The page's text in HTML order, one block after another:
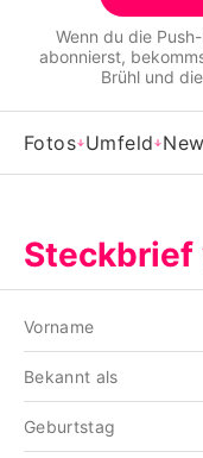
Wenn du die
abonnierst,
Brühl und
Fotos Umfeld
Steckbrief
Vorname
Bekannt als
Geburtstag